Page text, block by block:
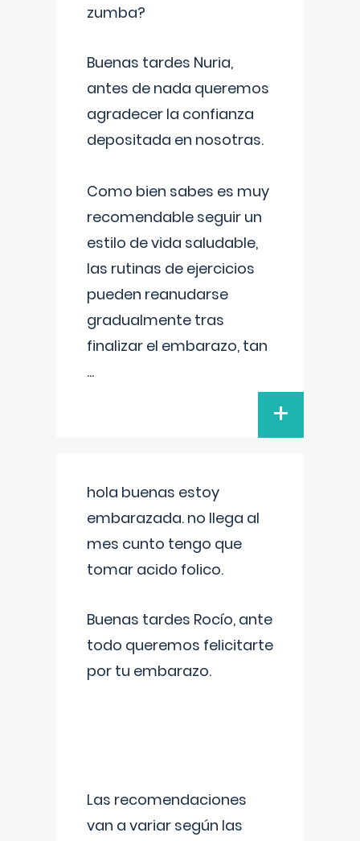
zumba?
Buenas tardes Nuria,
antes de nada queremos
agradecer la confianza
depositada en nosotras.
Como bien sabes es muy
recomendable seguir un
estilo de vida saludable,
las rutinas de ejercicios
pueden reanudarse
gradualmente tras
finalizar el embarazo, tan
...
+
hola buenas estoy
embarazada. no llega al
mes cunto tengo que
tomar acido folico.
Buenas tardes Rocío, ante
todo queremos felicitarte
por tu embarazo.
Las recomendaciones
van a variar según las